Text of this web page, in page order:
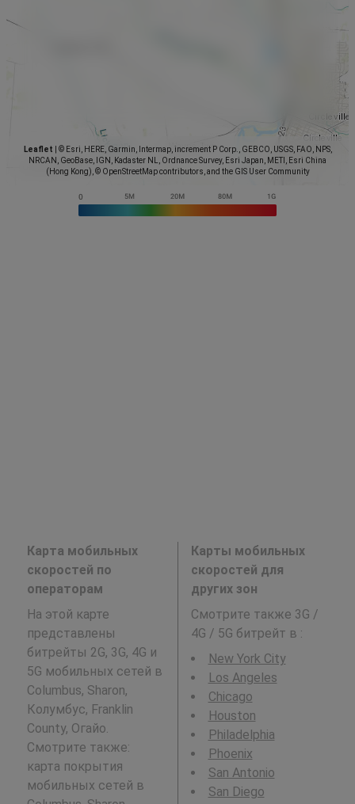
Leaflet
© Esri, HERE, Garmin, Intermap, increment P Corp., GEBCO, USGS, FAO, NPS,
NRCAN, GeoBase, IGN, Kadaster NL, Ordnance Survey, Esri Japan, METI, Esri China
(Hong Kong), © OpenStreetMap contributors, and the GIS User Community
Карта мобильных
скоростей по
операторам
На этой карте
представлены
битрейты 2G, 3G, 4G и
5G мобильных сетей в
Columbus, Sharon,
Колумбус, Franklin
County, Огайо.
Смотрите также:
карта покрытия
мобильных сетей в
Карты мобильных
скоростей для
других зон
Смотрите также 3G /
4G / 5G битрейт в :
New York City
Los Angeles
Chicago
Houston
Philadelphia
Phoenix
San Antonio
San Diego